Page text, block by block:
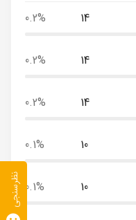
14
0.2%
14
0.2%
14
0.2%
10
0.1%
10
0.1% نظرسنجی